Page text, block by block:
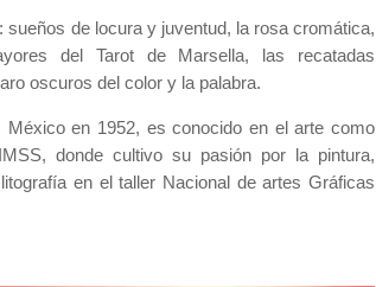
de locura y juventud, la rosa cromática,
del Tarot de Marsella, las recatadas
oscuros del color y la palabra.
México en 1952, es conocido en el arte como
donde cultivo su pasión por la pintura,
en el taller Nacional de artes Gráficas